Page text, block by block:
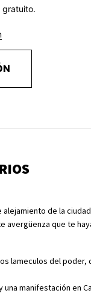
gratuito.
de la
avergüenza que te
lameculos del poder,
una manifestación en